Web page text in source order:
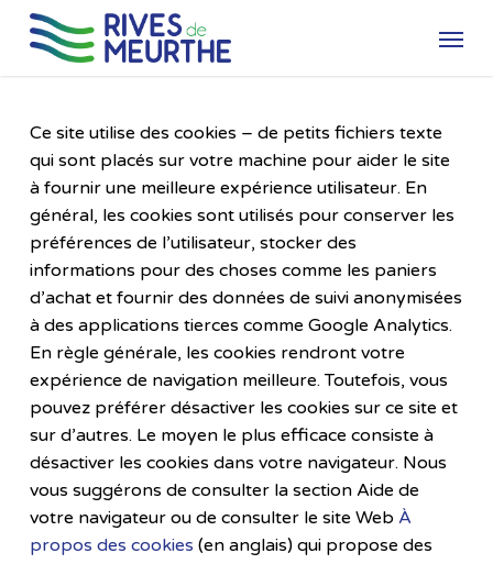
Skip
Menu
Ce site utilise des cookies – de petits fichiers texte
qui sont placés sur votre machine pour aider le site
à fournir une meilleure expérience utilisateur. En
général, les cookies sont utilisés pour conserver les
préférences de l’utilisateur, stocker des
informations pour des choses comme les paniers
d’achat et fournir des données de suivi anonymisées
à des applications tierces comme Google Analytics.
En règle générale, les cookies rendront votre
expérience de navigation meilleure. Toutefois, vous
pouvez préférer désactiver les cookies sur ce site et
sur d’autres. Le moyen le plus efficace consiste à
désactiver les cookies dans votre navigateur. Nous
vous suggérons de consulter la section Aide de
votre navigateur ou de consulter le site Web À
propos des cookies (en anglais) qui propose des